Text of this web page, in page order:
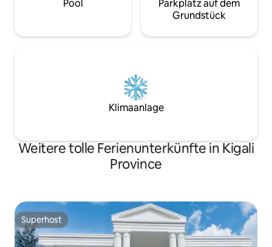
Pool
Parkplatz auf dem
Grundstück
Klimaanlage
Weitere tolle Ferienunterkünfte in Kigali
Province
Superhost
Superhost